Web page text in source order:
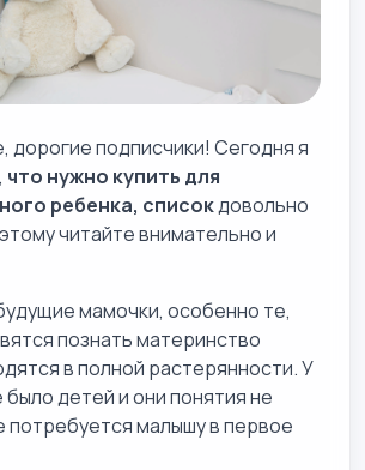
дорогие подписчики! Сегодня я
что нужно купить для
ребенка, списокдовольно
читайте внимательно и
мамочки, особенно те,
познать материнство
в полной растерянности. У
было детей и они понятия не
малышу в первое